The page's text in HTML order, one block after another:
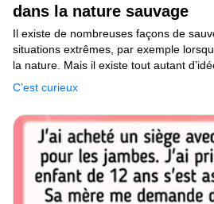
dans la nature sauvage
C’est curieux
Il existe de nombreuses façons de
situations extrêmes, par exemple
la nature. Mais il existe tout autant
Alors jetons tout de suite un coup d’œil